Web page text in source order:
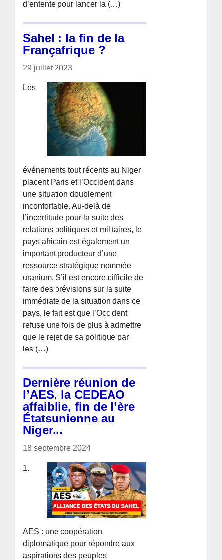
d’entente pour lancer la (…)
Sahel : la fin de la
Françafrique ?
29 juillet 2023
Les
événements tout récents au Niger
placent Paris et l’Occident dans
une situation doublement
inconfortable. Au-delà de
l’incertitude pour la suite des
relations politiques et militaires, le
pays africain est également un
important producteur d’une
ressource stratégique nommée
uranium. S’il est encore difficile de
faire des prévisions sur la suite
immédiate de la situation dans ce
pays, le fait est que l’Occident
refuse une fois de plus à admettre
que le rejet de sa politique par
les (…)
Dernière réunion de
l’AES, la CEDEAO
affaiblie, fin de l’ère
Étatsunienne au
Niger...
18 septembre 2024
1.
AES : une coopération
diplomatique pour répondre aux
aspirations des peuples